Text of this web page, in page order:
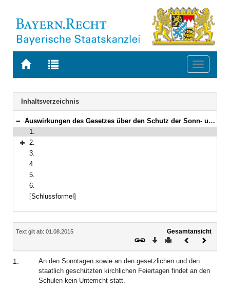
Zur
BAYERN.RECHT
Zur
letzten
Suche
Toggle
Navigation
Inhaltsverzeichnis
Bereich reduzieren
Auswirkungen des Gesetzes über den Schutz der Sonn- und Feiertage sowie anderer religiöser und nationaler Feiertage auf den Unterricht an den Schulen
1.
Bereich erweitern
2.
3.
4.
5.
6.
[Schlussformel]
Inhalt
Text gilt ab: 01.08.2015
Gesamtansicht
Download
DruckenVorheriges
1.
An den Sonntagen sowie an den gesetzlichen und den
staatlich geschützten kirchlichen Feiertagen findet an den
Schulen kein Unterricht statt.